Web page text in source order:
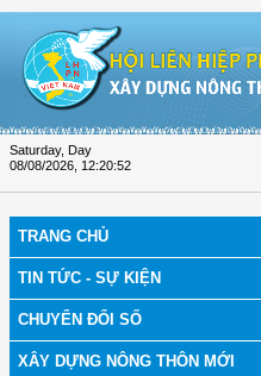
Saturday, Day
08/08/2026 12:20:53
TRANG CHỦ
TIN TỨC - SỰ KIỆN
CHUYỂN ĐỔI SỐ
XÂY DỰNG NÔNG THÔN MỚI